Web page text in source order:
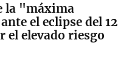
la "máxima
el eclipse del 12
el elevado riesgo